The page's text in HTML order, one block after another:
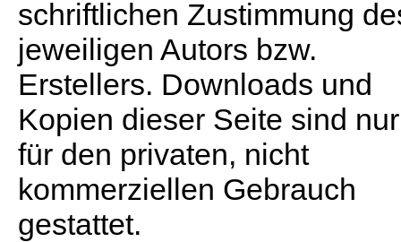
schriftlichen Zustimmung
jeweiligen Autors bzw.
Erstellers. Downloads und
Kopien dieser Seite sind nur
für den privaten, nicht
kommerziellen Gebrauch
gestattet.